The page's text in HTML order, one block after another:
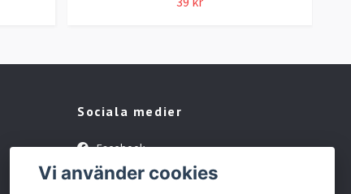
Sociala medier
Facebook
Instagram
Vi använder cookies